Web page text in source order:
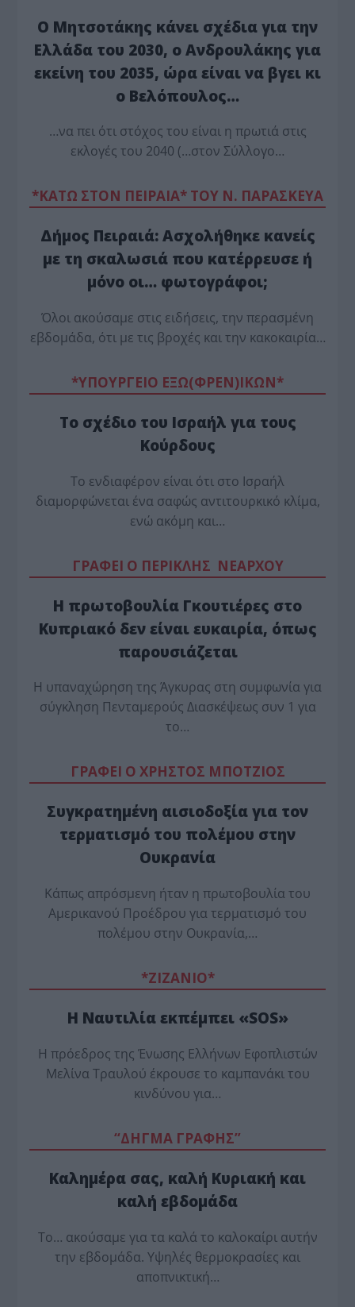
Ο Μητσοτάκης κάνει σχέδια για την
Ελλάδα του 2030, ο Ανδρουλάκης για
εκείνη του 2035, ώρα είναι να βγει κι
ο Βελόπουλος…
…να πει ότι στόχος του είναι η πρωτιά στις
εκλογές του 2040 (…στον Σύλλογο…
*ΚΑΤΩ ΣΤΟΝ ΠΕΙΡΑΙΑ* ΤΟΥ Ν. ΠΑΡΑΣΚΕΥΑ
Δήμος Πειραιά: Ασχολήθηκε κανείς
με τη σκαλωσιά που κατέρρευσε ή
μόνο οι… φωτογράφοι;
Όλοι ακούσαμε στις ειδήσεις, την περασμένη
εβδομάδα, ότι με τις βροχές και την κακοκαιρία…
*ΥΠΟΥΡΓΕΙΟ ΕΞΩ(ΦΡΕΝ)ΙΚΩΝ*
Το σχέδιο του Ισραήλ για τους
Κούρδους
Το ενδιαφέρον είναι ότι στο Ισραήλ
διαμορφώνεται ένα σαφώς αντιτουρκικό κλίμα,
ενώ ακόμη και…
ΓΡΑΦΕΙ Ο ΠΕΡΙΚΛΗΣ ΝΕΑΡΧΟΥ
Η πρωτοβουλία Γκουτιέρες στο
Κυπριακό δεν είναι ευκαιρία, όπως
παρουσιάζεται
Η υπαναχώρηση της Άγκυρας στη συμφωνία για
σύγκληση Πενταμερούς Διασκέψεως συν 1 για
το…
ΓΡΑΦΕΙ Ο ΧΡΗΣΤΟΣ ΜΠΟΤΖΙΟΣ
Συγκρατημένη αισιοδοξία για τον
τερματισμό του πολέμου στην
Ουκρανία
Κάπως απρόσμενη ήταν η πρωτοβουλία του
Αμερικανού Προέδρου για τερματισμό του
πολέμου στην Ουκρανία,…
*ZΙΖΑΝΙΟ*
Η Ναυτιλία εκπέμπει «SOS»
Η πρόεδρος της Ένωσης Ελλήνων Εφοπλιστών
Μελίνα Τραυλού έ­κρουσε το καμπανάκι του
κινδύνου για…
“ΔΗΓΜΑ ΓΡΑΦΗΣ”
Καλημέρα σας, καλή Κυριακή και
καλή εβδομάδα
Το… ακούσαμε για τα καλά το καλοκαίρι αυτήν
την εβδομάδα. Υψηλές θερμοκρασίες και
αποπνικτική…